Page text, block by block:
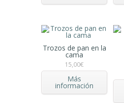
Trozos de pan en la
cama
15,00€
Más
información